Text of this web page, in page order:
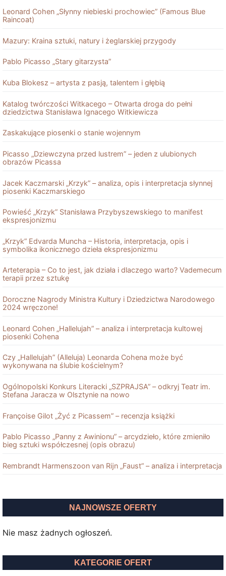
Leonard Cohen „Słynny niebieski prochowiec” (Famous Blue
Raincoat)
Mazury: Kraina sztuki, natury i żeglarskiej przygody
Pablo Picasso „Stary gitarzysta”
Kuba Blokesz – artysta z pasją, talentem i głębią
Katalog twórczości Witkacego – Otwarta droga do pełni
dziedzictwa Stanisława Ignacego Witkiewicza
Zaskakujące piosenki o stanie wojennym
Picasso „Dziewczyna przed lustrem” – jeden z ulubionych
obrazów Picassa
Jacek Kaczmarski „Krzyk” – analiza, opis i interpretacja słynnej
piosenki Kaczmarskiego
Powieść „Krzyk” Stanisława Przybyszewskiego to manifest
ekspresjonizmu
„Krzyk” Edvarda Muncha – Historia, interpretacja, opis i
symbolika ikonicznego dzieła ekspresjonizmu
Arteterapia – Co to jest, jak działa i dlaczego warto? Vademecum
terapii przez sztukę
Doroczne Nagrody Ministra Kultury i Dziedzictwa Narodowego
2024 wręczone!
Leonard Cohen „Hallelujah” – analiza i interpretacja kultowej
piosenki Cohena
Czy „Hallelujah” (Alleluja) Leonarda Cohena może być
wykonywana na ślubie kościelnym?
Ogólnopolski Konkurs Literacki „SZPRAJSA” – odkryj Teatr im.
Stefana Jaracza w Olsztynie na nowo
Françoise Gilot „Żyć z Picassem” – recenzja książki
Pablo Picasso „Panny z Awinionu” – arcydzieło, które zmieniło
bieg sztuki współczesnej (opis obrazu)
Rembrandt Harmenszoon van Rĳn „Faust” – analiza i interpretacja
NAJNOWSZE OFERTY
Nie masz żadnych ogłoszeń.
KATEGORIE OFERT